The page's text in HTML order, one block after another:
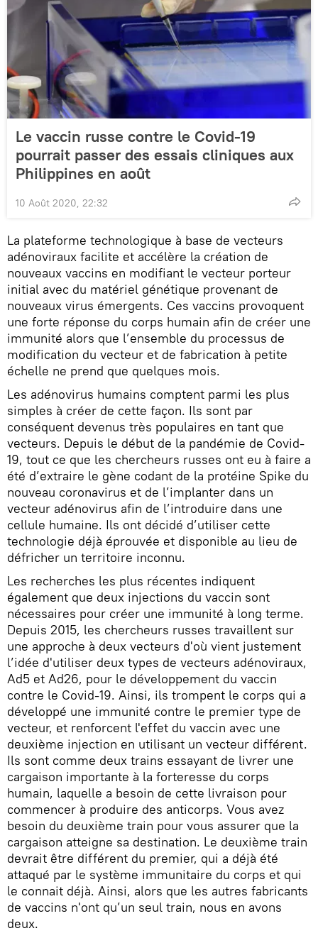
Le vaccin russe contre le Covid-19
pourrait passer des essais cliniques aux
Philippines en août
10 Août 2020, 22:32
La plateforme technologique à base de vecteurs
adénoviraux facilite et accélère la création de
nouveaux vaccins en modifiant le vecteur porteur
initial avec du matériel génétique provenant de
nouveaux virus émergents. Ces vaccins provoquent
une forte réponse du corps humain afin de créer une
immunité alors que l’ensemble du processus de
modification du vecteur et de fabrication à petite
échelle ne prend que quelques mois.
Les adénovirus humains comptent parmi les plus
simples à créer de cette façon. Ils sont par
conséquent devenus très populaires en tant que
vecteurs. Depuis le début de la pandémie de Covid-
19, tout ce que les chercheurs russes ont eu à faire a
été d’extraire le gène codant de la protéine Spike du
nouveau coronavirus et de l’implanter dans un
vecteur adénovirus afin de l’introduire dans une
cellule humaine. Ils ont décidé d’utiliser cette
technologie déjà éprouvée et disponible au lieu de
défricher un territoire inconnu.
Les recherches les plus récentes indiquent
également que deux injections du vaccin sont
nécessaires pour créer une immunité à long terme.
Depuis 2015, les chercheurs russes travaillent sur
une approche à deux vecteurs d'où vient justement
l’idée d'utiliser deux types de vecteurs adénoviraux,
Ad5 et Ad26, pour le développement du vaccin
contre le Covid-19. Ainsi, ils trompent le corps qui a
développé une immunité contre le premier type de
vecteur, et renforcent l'effet du vaccin avec une
deuxième injection en utilisant un vecteur différent.
Ils sont comme deux trains essayant de livrer une
cargaison importante à la forteresse du corps
humain, laquelle a besoin de cette livraison pour
commencer à produire des anticorps. Vous avez
besoin du deuxième train pour vous assurer que la
cargaison atteigne sa destination. Le deuxième train
devrait être différent du premier, qui a déjà été
attaqué par le système immunitaire du corps et qui
le connait déjà. Ainsi, alors que les autres fabricants
de vaccins n'ont qu’un seul train, nous en avons
deux.